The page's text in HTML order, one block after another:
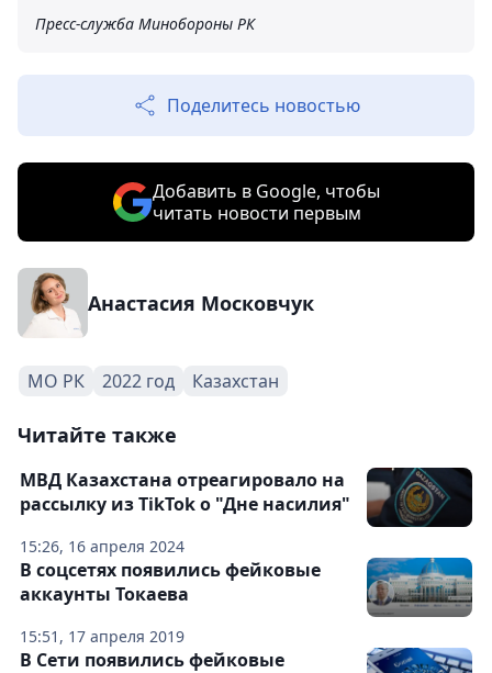
Пресс-служба Минобороны РК
Поделитесь новостью
Добавить в Google, чтобы
читать новости первым
Анастасия Московчук
МО РК 2022 год Казахстан
Читайте также
15:26, 16 апреля 2024
МВД Казахстана отреагировало на
рассылку из TikTok о "Дне насилия"
15:51, 17 апреля 2019
В соцсетях появились фейковые
аккаунты Токаева
В Сети появились фейковые